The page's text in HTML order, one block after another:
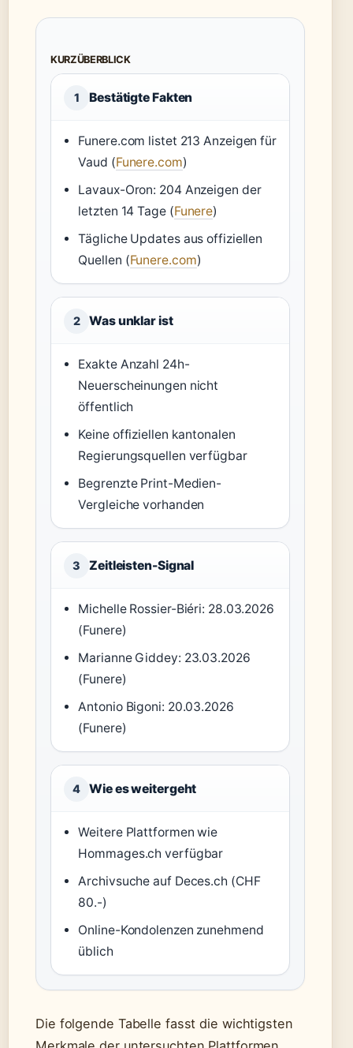
KURZÜBERBLICK
1 Bestätigte Fakten
Funere.com listet 213 Anzeigen für
Vaud (Funere.com)
Lavaux-Oron: 204 Anzeigen der
letzten 14 Tage (Funere)
Tägliche Updates aus offiziellen
Quellen (Funere.com)
2 Was unklar ist
Exakte Anzahl 24h-
Neuerscheinungen nicht
öffentlich
Keine offiziellen kantonalen
Regierungsquellen verfügbar
Begrenzte Print-Medien-
Vergleiche vorhanden
3 Zeitleisten-Signal
Michelle Rossier-Biéri: 28.03.2026
(Funere)
Marianne Giddey: 23.03.2026
(Funere)
Antonio Bigoni: 20.03.2026
(Funere)
4 Wie es weitergeht
Weitere Plattformen wie
Hommages.ch verfügbar
Archivsuche auf Deces.ch (CHF
80.-)
Online-Kondolenzen zunehmend
üblich
Die folgende Tabelle fasst die wichtigsten